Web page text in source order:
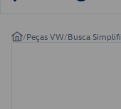
/Peças VW/Busca